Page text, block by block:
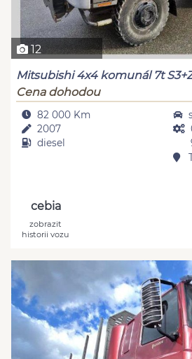
12
Mitsubishi 4x4 komunál 7t
Cena dohodou
82 000 Km
2007
diesel
cebia
zobrazit
historii vozu